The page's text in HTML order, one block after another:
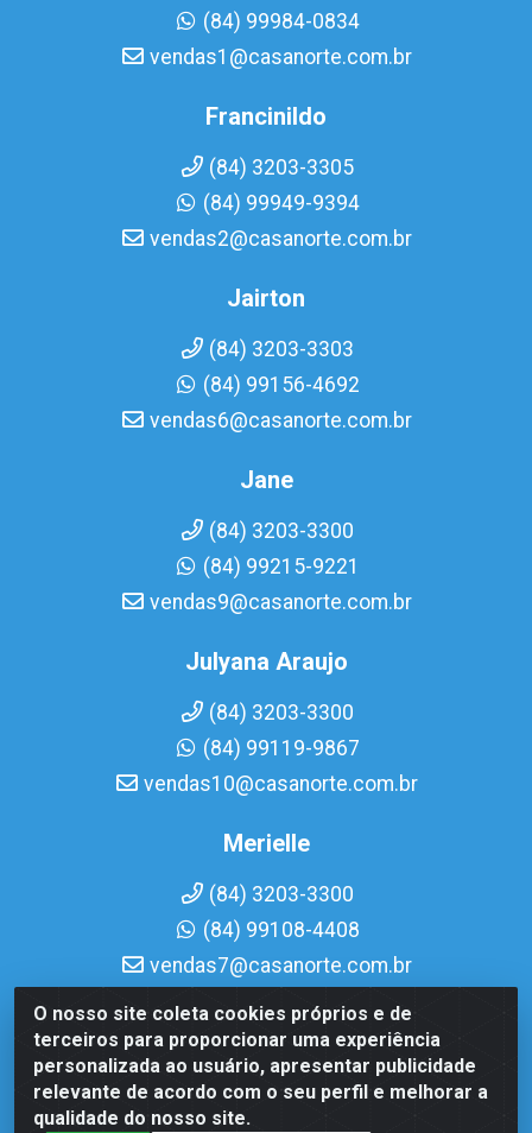
O nosso site coleta cookies próprios e de
terceiros para proporcionar uma experiência
personalizada ao usuário, apresentar publicidade
relevante de acordo com o seu perfil e melhorar a
qualidade do nosso site.
(84) 99984-0834
vendas1@casanorte.com.br
Francinildo
(84) 3203-3305
(84) 99949-9394
vendas2@casanorte.com.br
Jairton
(84) 3203-3303
(84) 99156-4692
vendas6@casanorte.com.br
Jane
(84) 3203-3300
(84) 99215-9221
vendas9@casanorte.com.br
Julyana Araujo
(84) 3203-3300
(84) 99119-9867
vendas10@casanorte.com.br
Merielle
(84) 3203-3300
(84) 99108-4408
vendas7@casanorte.com.br
Casa Norte LTDA - Av. Interventor Mário Câmara, 1815 -
Dix-Sept Rosado, Natal/RN - CEP 59054-600 - CNPJ
08.713.513/0001-51